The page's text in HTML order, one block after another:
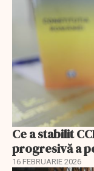
Ce a stabilit
progresivă a
16 FEBRUARIE 2026